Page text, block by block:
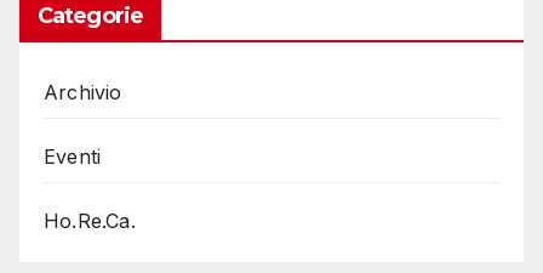
Categorie
Archivio
Eventi
Ho.Re.Ca.